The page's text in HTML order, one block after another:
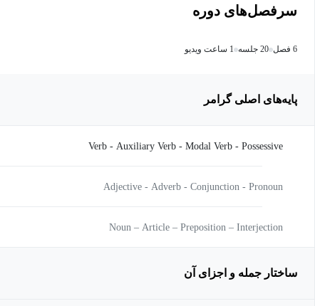
سرفصل‌های دوره
6 فصل 20 جلسه 1 ساعت ویدیو
پایه‌های اصلی گرامر
ساختار جمله و اجزای آن